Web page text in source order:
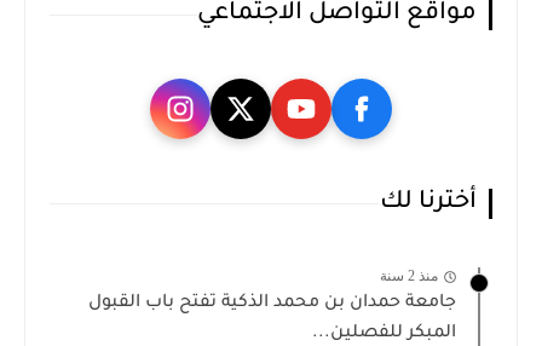
مواقع التواصل الاجتماعي
أخترنا لك
منذ 2 سنة
جامعة حمدان بن محمد الذكية تفتح باب القبول
المبكر للفصلين...